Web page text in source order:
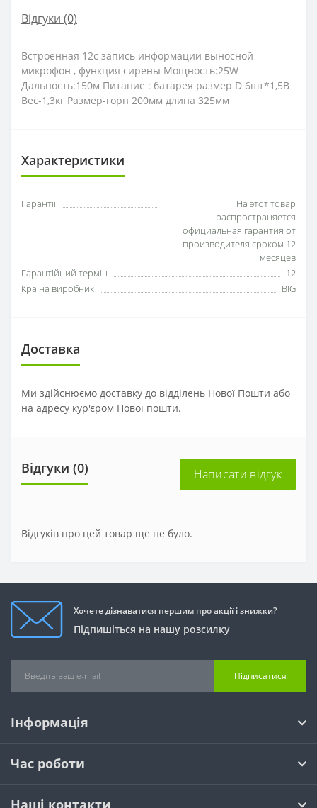
Відгуки (0)
Встроенная 12с запись информации выносной
микрофон , функция сирены Мощность:25W
Дальность:150м Питание : батарея размер D 6шт*1,5В
Вес-1,3кг Размер-горн 200мм длина 325мм
Характеристики
Гарантії
На этот товар
распространяется
официальная гарантия от
производителя сроком 12
месяцев
Гарантійний термін
12
Країна виробник
BIG
Доставка
Ми здійснюємо доставку до відділень Нової Пошти або
на адресу кур'єром Нової пошти.
Відгуки (0) Написати відгук
Відгуків про цей товар ще не було.
Хочете дізнаватися першим про акції і знижки?
Підпишіться на нашу розсилку
Підписатися
Інформація
Час роботи
Наші контакти